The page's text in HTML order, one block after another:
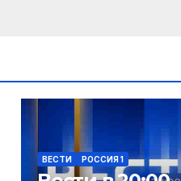
ВЕСТИ РОССИЯ 1